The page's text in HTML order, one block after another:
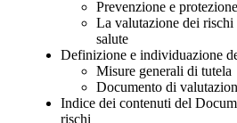
Prevenzione e
La valutazione dei rischi
salute
Definizione e individuazione
Misure generali di tutela
Documento di
Indice dei contenuti del
rischi